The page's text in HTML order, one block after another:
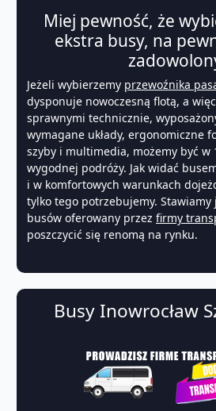
Miej pewność, że
ekstra busy, na
Jeżeli wybierzemy przewoźnika
dysponuje nowoczesną flotą, a
sprawnymi technicznie,
wymagane układy, ergonomiczne
szyby i multimedia, możemy być w
wygodnej podróży. Jak widać
i w komfortowych warunkach
tylko tego potrzebujemy. Stawiamy
busów oferowany przez firmy
poszczycić się renomą na rynku.
Busy Inowrocław